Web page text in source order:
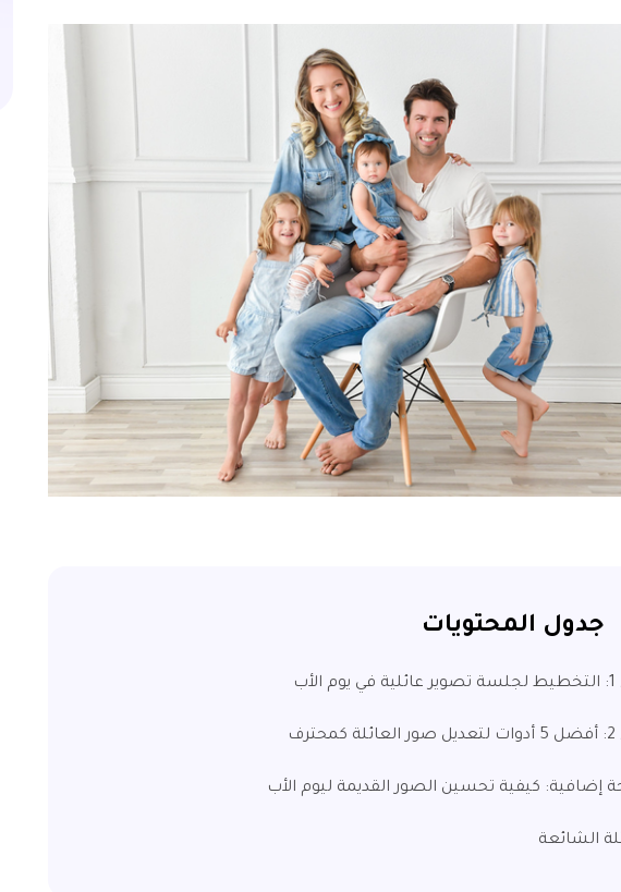
جدول المحتويات
إضافية: كيفية تحسين الصور القديمة ليوم الأب
الشائعة